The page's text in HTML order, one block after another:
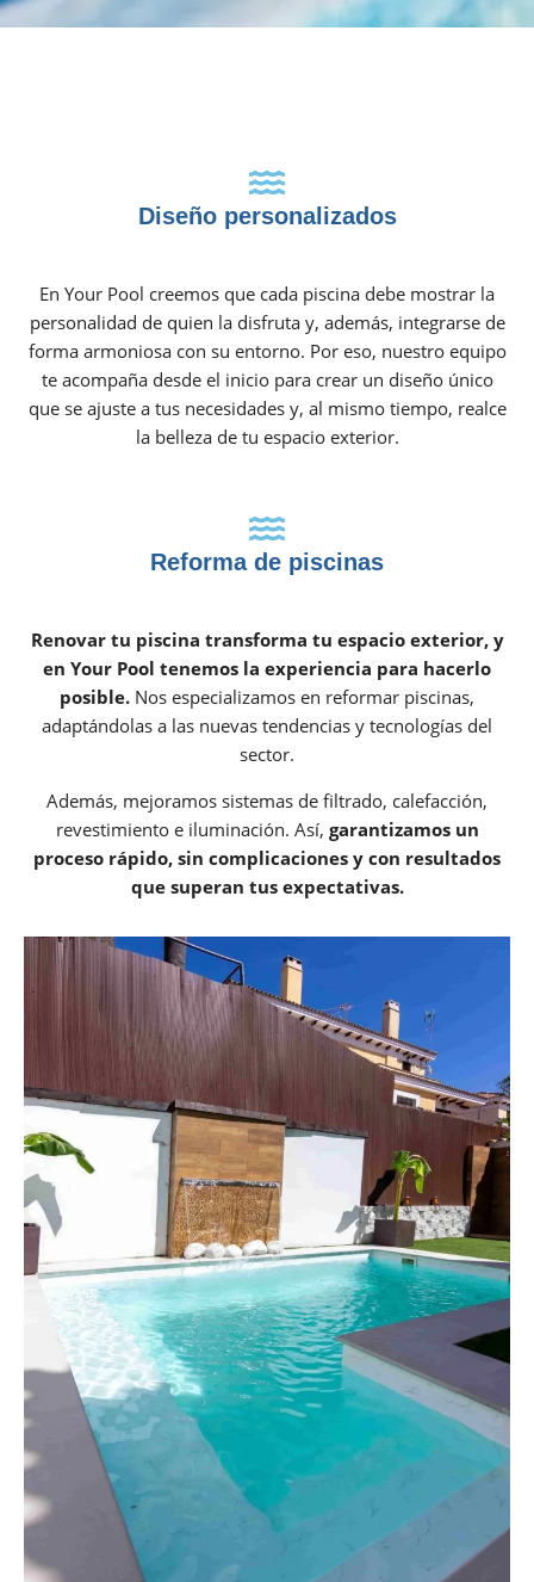
Diseño personalizados
En Your Pool creemos que cada piscina debe mostrar la
personalidad de quien la disfruta y, además, integrarse de
forma armoniosa con su entorno. Por eso, nuestro equipo
te acompaña desde el inicio para crear un diseño único
que se ajuste a tus necesidades y, al mismo tiempo, realce
la belleza de tu espacio exterior.
Reforma de piscinas
Renovar tu piscina transforma tu espacio exterior, y
en Your Pool tenemos la experiencia para hacerlo
posible. Nos especializamos en reformar piscinas,
adaptándolas a las nuevas tendencias y tecnologías del
sector.
Además, mejoramos sistemas de filtrado, calefacción,
revestimiento e iluminación. Así, garantizamos un
proceso rápido, sin complicaciones y con resultados
que superan tus expectativas.